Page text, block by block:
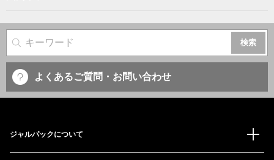
サイト内検索
よくあるご質問・お問い合わせ
ジャルパックについて